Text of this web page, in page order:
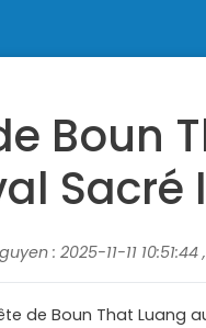
Boun
: 2025-11-11
de Boun That Luang